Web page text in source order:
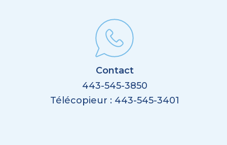
Contact
443-545-3850
Télécopieur : 443-545-3401